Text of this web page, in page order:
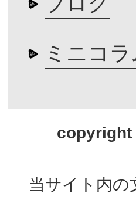
ミニコラ
copyright
当サイト内の